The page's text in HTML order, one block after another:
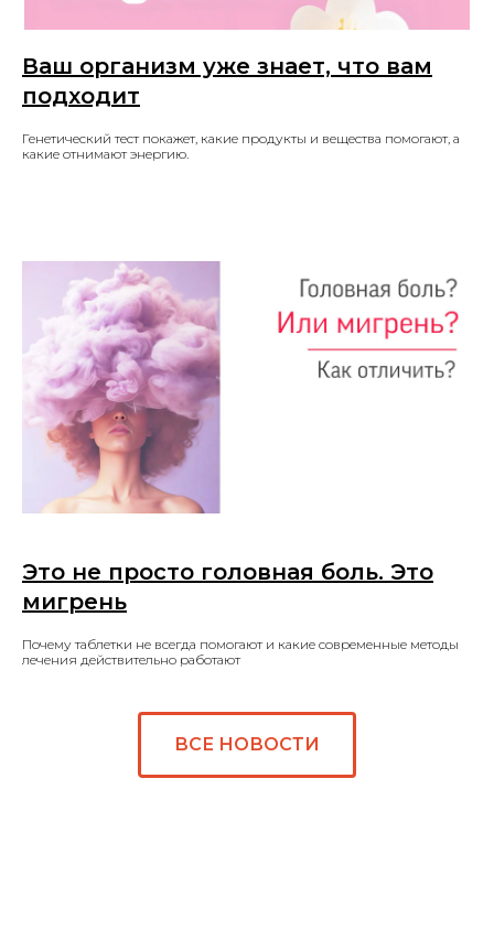
Ваш организм уже знает, что вам
подходит
Генетический тест покажет, какие продукты и вещества помогают, а
какие отнимают энергию.
Это не просто головная боль. Это
мигрень
Почему таблетки не всегда помогают и какие современные методы
лечения действительно работают
ВСЕ НОВОСТИ